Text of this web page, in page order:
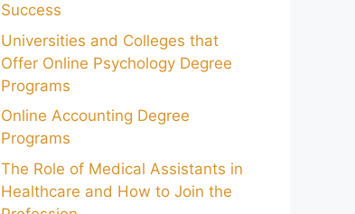
Success
Universities and Colleges that
Offer Online Psychology Degree
Programs
Online Accounting Degree
Programs
The Role of Medical Assistants in
Healthcare and How to Join the